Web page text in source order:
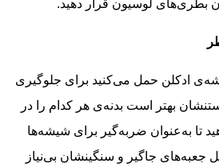
بطری‌های لوسیون قرار دهید.
ادکلن حمل می‌کنید برای جلوگیری
بهتر است بدنه‌ی هر کدام را در
تا به‌عنوان ضربه‌گیر برای شیشه‌ها
جعبه‌های جاگیر و سنگینشان بی‌نیاز